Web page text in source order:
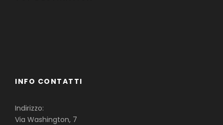
INFO CONTATTI
Indirizzo:
Via Washington, 7